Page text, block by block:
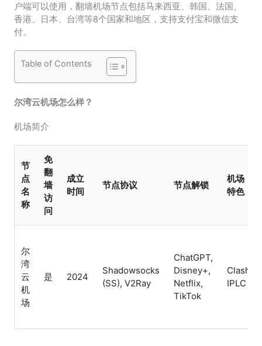
户端可以使用，翻墙机场节点包括马来西亚、韩国、法国、
香港、日本、台湾等8个国家和地区，支持支付宝和微信支
付。
Table of Contents
尔湾云机场怎么样？
机场简介
节
点
名
称
免
翻
墙
访
问
成立
时间
节点协议 节点解锁
机场
特色
尔
湾
云
机
场
是 2024
Shadowsocks
(SS), V2Ray
ChatGPT,
Disney+,
Netflix,
TikTok
Clash,
IPLC